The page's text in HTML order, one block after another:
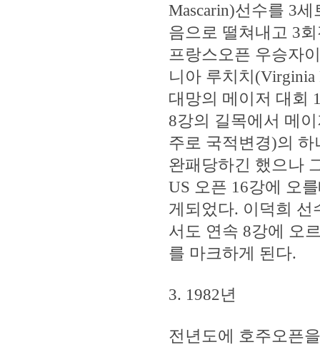
Mascarin)선수를 3
음으로 떨쳐내고 3
프랑스오픈 우승자
니아 루치치
대망의 메이저 대회
8강의 길목에서 메
주로 국적변경)의 하
완패당하긴 했으나
US 오픈 16강에 오
게되었다. 이덕희 선
서도 연속 8강에 오
를 마크하게 된다.
3. 1982년
전년도에 호주오픈